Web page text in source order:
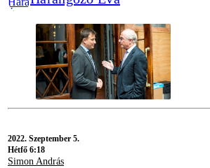
2022. Szeptember 5.
Hétfő 6:18
Simon András